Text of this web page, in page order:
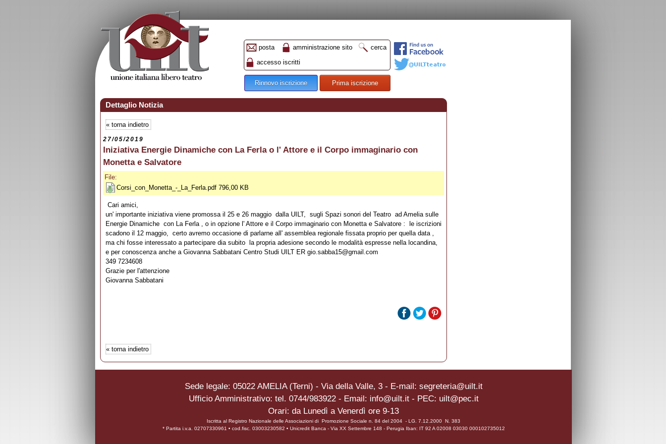
posta amministrazione sito
cerca
accesso iscritti
Rinnovo iscrizione Prima iscrizione
Dettaglio Notizia
« torna indietro
27/05/2019
Iniziativa Energie Dinamiche con La Ferla o l' Attore e il Corpo immaginario con
Monetta e Salvatore
File:
Corsi_con_Monetta_-_La_Ferla.pdf 796,00 KB
Cari amici,
un' importante iniziativa viene promossa il 25 e 26 maggio dalla UILT, sugli Spazi sonori del Teatro ad Amelia sulle
Energie Dinamiche con La Ferla , o in opzione l' Attore e il Corpo immaginario con Monetta e Salvatore : le iscrizioni
scadono il 12 maggio, certo avremo occasione di parlarne all' assemblea regionale fissata proprio per quella data ,
ma chi fosse interessato a partecipare dia subito la propria adesione secondo le modalità espresse nella locandina,
e per conoscenza anche a Giovanna Sabbatani Centro Studi UILT ER gio.sabba15@gmail.com
349 7234608
Grazie per l'attenzione
Giovanna Sabbatani
« torna indietro
Sede legale: 05022 AMELIA (Terni) - Via della Valle, 3 - E-mail: segreteria@uilt.it
Ufficio Amministrativo: tel. 0744/983922 - Email: info@uilt.it - PEC: uilt@pec.it
Orari: da Lunedì a Venerdì ore 9-13
Iscritta al Registro Nazionale delle Associazioni di Promozione Sociale n. 84 del 2004 - LG. 7.12.2000 N. 383
* Partita i.v.a. 02707330961 • cod.fisc. 03003230582 • Unicredit Banca - Via XX Settembre 148 - Perugia Iban: IT 92 A 02008 03030 000102735012